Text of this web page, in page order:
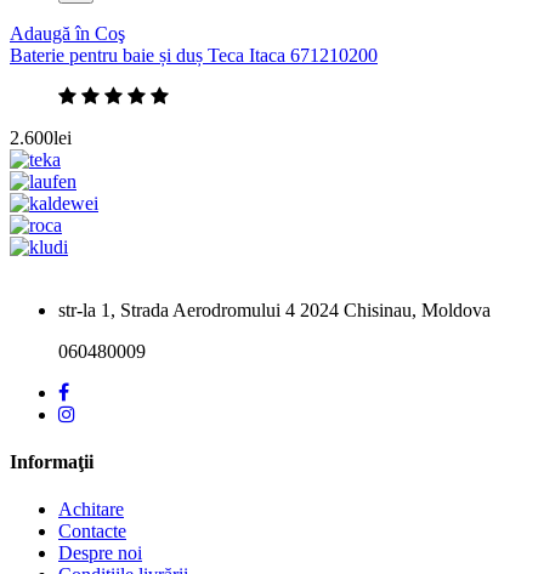
Adaugă în Coş
Baterie pentru baie și duș Teca Itaca 671210200
2.600lei
str-la 1, Strada Aerodromului 4 2024 Chisinau, Moldova
060480009
Informaţii
Achitare
Contacte
Despre noi